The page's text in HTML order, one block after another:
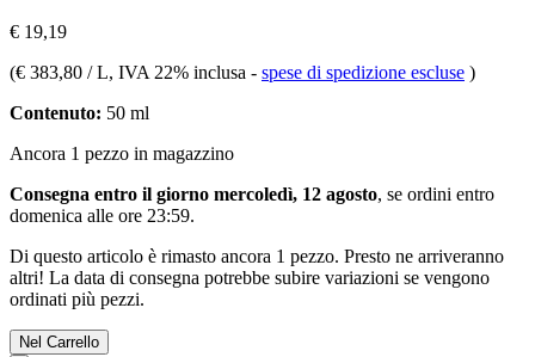
€ 19,19
(€ 383,80 / L, IVA 22% inclusa - spese di spedizione escluse )
Contenuto: 50 ml
Ancora 1 pezzo in magazzino
Consegna entro il giorno mercoledì, 12 agosto, se ordini entro
domenica alle ore 23:59.
Di questo articolo è rimasto ancora 1 pezzo. Presto ne arriveranno
altri! La data di consegna potrebbe subire variazioni se vengono
ordinati più pezzi.
Nel Carrello